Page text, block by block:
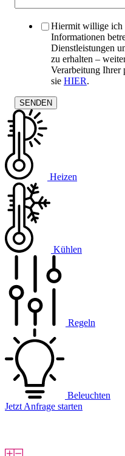
Hiermit willige ich
Informationen
Dienstleistungen
zu erhalten –
Verarbeitung Ihrer
sie HIER.
Heizen
Kühlen
Regeln
Beleuchten
Jetzt Anfrage starten